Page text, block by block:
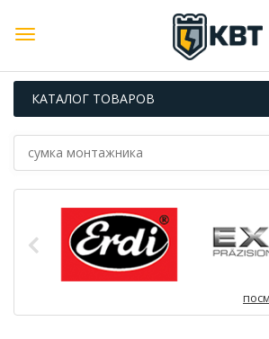
КАТАЛОГ ТОВАРОВ